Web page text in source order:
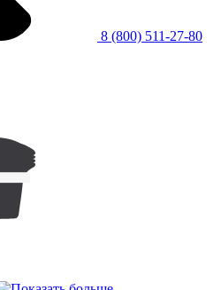
8 (800) 511-27-80